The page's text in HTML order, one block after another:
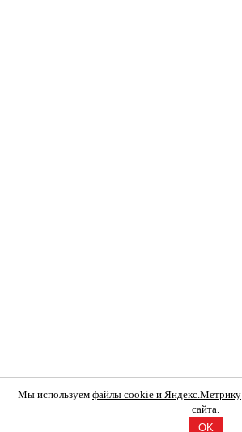
Мы используем файлы cookie и Яндекс.Метрику
сайта.
OK